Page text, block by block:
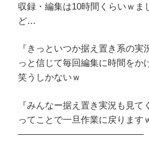
収録・編集は10時間くらいｗま
ど…
『きっといつか据え置き系の実
っと信じて毎回編集に時間をか
笑うしかないｗ
『みんなー据え置き実況も見て
ってことで一旦作業に戻ります
——————————————